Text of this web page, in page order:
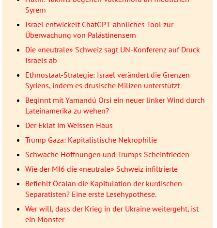
Syrern
Israel entwickelt ChatGPT-ähnliches Tool zur
Überwachung von Palästinensern
Die «neutrale» Schweiz sagt UN-Konferenz auf Druck
Israels ab
Ethnostaat-Strategie: Israel verändert die Grenzen
Syriens, indem es drusische Milizen unterstützt
Beginnt mit Yamandú Orsi ein neuer linker Wind durch
Lateinamerika zu wehen?
Der Eklat im Weissen Haus
Trump Gaza: Kapitalistische Nekrophilie
Schwache Hoffnungen und Trumps Scheinfrieden
Wie der MI6 die «neutrale» Schweiz infiltrierte
Befiehlt Öcalan die Kapitulation der kurdischen
Separatisten? Eine erste Lesehypothese.
Wer will, dass der Krieg in der Ukraine weitergeht, ist
ein Monster